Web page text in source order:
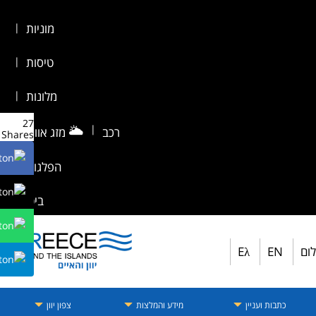
מוניות |
טיסות |
מלונות |
רכב |
🌥️ מזג אוויר |
הפלגות |
ביטוח
EN
Eλ
כתבות ועניין מידע והמלצות צפון יוון
27
Shares